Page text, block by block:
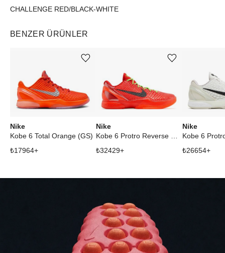
CHALLENGE RED/BLACK-WHITE
BENZER ÜRÜNLER
Nike
Kobe 6 Total Orange (GS)
₺17964+
Ürünü istek listesine ekle veya listeden çıkar
Nike
₺32429+
Ürünü istek listesine ekle veya listeden çıkar
Nike
Kobe 6
₺26654+